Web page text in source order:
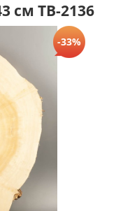
см ТВ-2136
-33%